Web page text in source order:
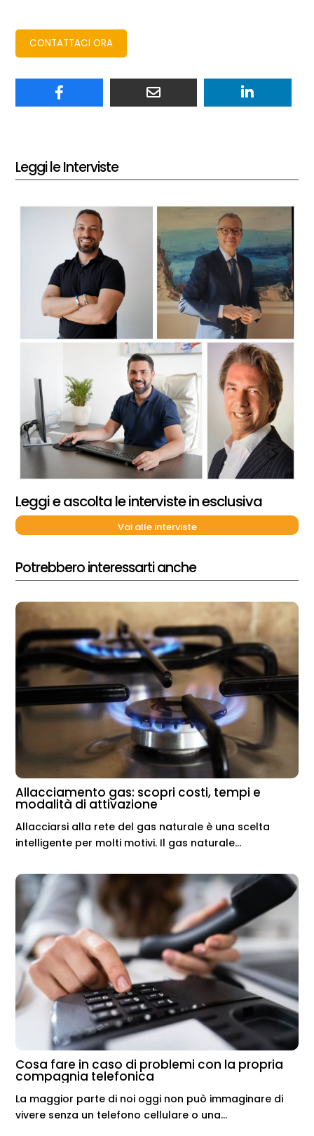
CONTATTACI ORA
Leggi le Interviste
Leggi e ascolta le interviste in esclusiva
Vai alle interviste
Potrebbero interessarti anche
Allacciamento gas: scopri costi, tempi e
modalità di attivazione
Allacciarsi alla rete del gas naturale è una scelta
intelligente per molti motivi. Il gas naturale...
Cosa fare in caso di problemi con la propria
compagnia telefonica
La maggior parte di noi oggi non può immaginare di
vivere senza un telefono cellulare o una...